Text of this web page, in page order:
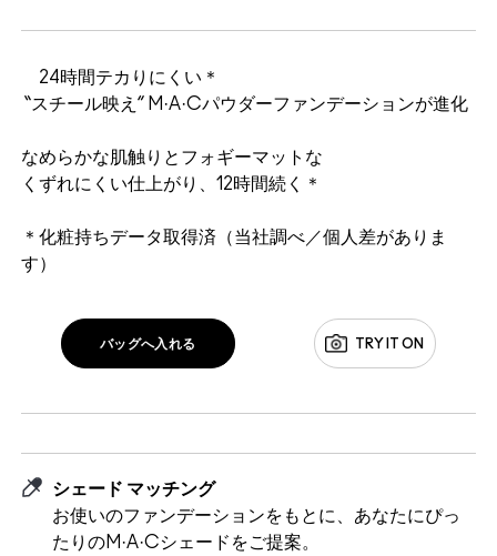
24時間テカりにくい＊
“スチール映え” M·A·Cパウダーファンデーションが進化
なめらかな肌触りとフォギーマットな
くずれにくい仕上がり、12時間続く＊
＊化粧持ちデータ取得済（当社調べ／個人差がありま
す）
シェード マッチング
お使いのファンデーションをもとに、あなたにぴっ
たりのM·A·Cシェードをご提案。
TRY IT ON
バッグへ入れる